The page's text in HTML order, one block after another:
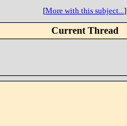
[More with this subject...]
Current Thread